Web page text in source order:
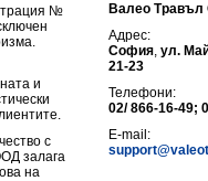
№
и
с
залага
на
Валео
Адрес:
София, ул.
21-23
Телефони:
02/ 866-16-49;
E-mail: